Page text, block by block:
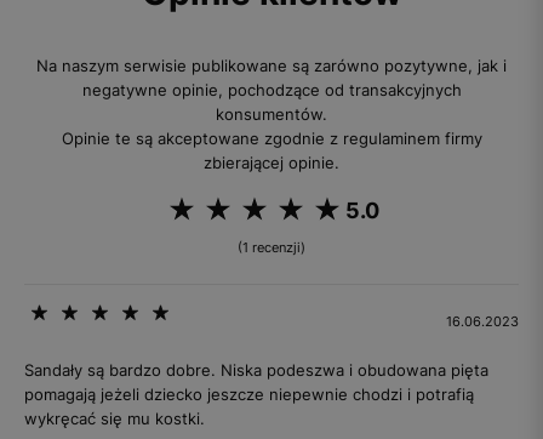
Na naszym serwisie publikowane są zarówno pozytywne, jak i
negatywne opinie, pochodzące od transakcyjnych
konsumentów.
Opinie te są akceptowane zgodnie z regulaminem firmy
zbierającej opinie.
5.0
(1 recenzji)
16.06.2023
Sandały są bardzo dobre. Niska podeszwa i obudowana pięta
pomagają jeżeli dziecko jeszcze niepewnie chodzi i potrafią
wykręcać się mu kostki.